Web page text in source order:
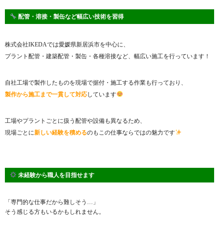
配管・溶接・製缶など幅広い技術を習得
株式会社IKEDAでは愛媛県新居浜市を中心に、
プラント配管・建築配管・製缶・各種溶接など、幅広い施工を行っています！
自社工場で製作したものを現場で据付・施工する作業も行っており、
製作から施工まで一貫して対応しています
工場やプラントごとに扱う配管や設備も異なるため、
現場ごとに新しい経験を積めるのもこの仕事ならではの魅力です
未経験から職人を目指せます
「専門的な仕事だから難しそう…」
そう感じる方もいるかもしれません。